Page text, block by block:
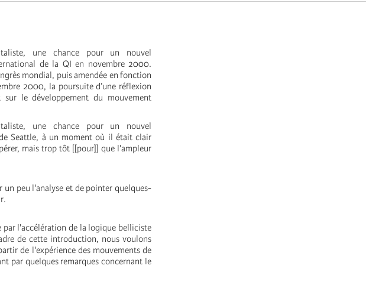
une chance pour un nouvel
de la QI en novembre 2000.
mondial, puis amendée en fonction
2000, la poursuite d’une réflexion
le développement du mouvement
une chance pour un nouvel
Seattle, à un moment où il était clair
mais trop tôt [[pour]] que l'ampleur
peu l'analyse et de pointer quelques-
par l'accélération de la logique belliciste
de cette introduction, nous voulons
de l'expérience des mouvements de
par quelques remarques concernant le